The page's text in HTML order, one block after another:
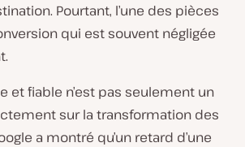
Pourtant, l’une des pièces
qui est souvent négligée
et fiable n’est pas seulement un
sur la transformation des
a montré qu’un retard d’une